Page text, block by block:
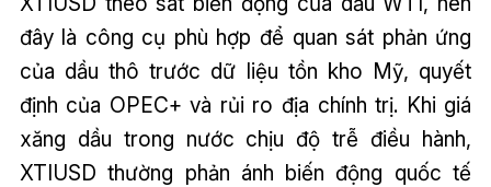
đây là công cụ phù hợp để quan sát phản ứng
của dầu thô trước dữ liệu tồn kho Mỹ, quyết
định của OPEC+ và rủi ro địa chính trị. Khi giá
xăng dầu trong nước chịu độ trễ điều hành,
XTIUSD thường phản ánh biến động quốc tế